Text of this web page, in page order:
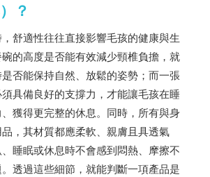
？
舒適性往往直接影響毛孩的健康與生
的高度是否能有效減少頸椎負擔，就
否能保持自然、放鬆的姿勢；而一張
具備良好的支撐力，才能讓毛孩在睡
獲得更完整的休息。同時，所有與身
，其材質都應柔軟、親膚且具透氣
睡眠或休息時不會感到悶熱、摩擦不
透過這些細節，就能判斷一項產品是